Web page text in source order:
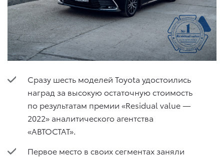
Сразу шесть моделей Toyota удостоились
наград за высокую остаточную стоимость
по результатам премии «Residual value —
2022» аналитического агентства
«АВТОСТАТ».
Первое место в своих сегментах заняли